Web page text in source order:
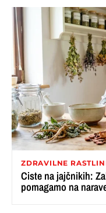
ZDRAVILNE
Ciste na jajčnikih:
pomagamo na